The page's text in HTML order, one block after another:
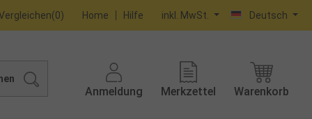
(0) Home Hilfe inkl. MwSt. Deutsch
Anmeldung Merkzettel Warenkorb